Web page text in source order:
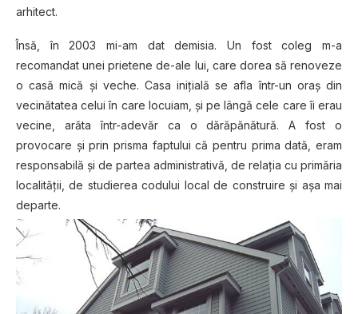
arhitect.
Însă, în 2003 mi-am dat demisia. Un fost coleg m-a
recomandat unei prietene de-ale lui, care dorea să renoveze
o casă mică și veche. Casa inițială se afla într-un oraș din
vecinătatea celui în care locuiam, și pe lângă cele care îi erau
vecine, arăta într-adevăr ca o dărăpănătură. A fost o
provocare și prin prisma faptului că pentru prima dată, eram
responsabilă și de partea administrativă, de relația cu primăria
localității, de studierea codului local de construire și așa mai
departe.